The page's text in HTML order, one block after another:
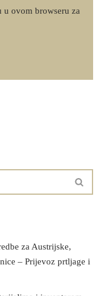
u ovom browseru za
za Austrijske,
– Prijevoz prtljage i